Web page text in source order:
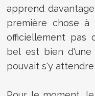
apprend
première chose
officiellement pas
bel est bien d'une
pouvait s'y